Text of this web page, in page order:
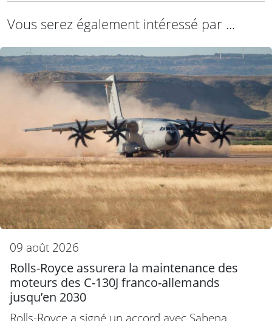
Vous serez également intéressé par ...
09 août 2026
Rolls-Royce assurera la maintenance des
moteurs des C-130J franco-allemands
jusqu’en 2030
Rolls-Royce a signé un accord avec Sabena